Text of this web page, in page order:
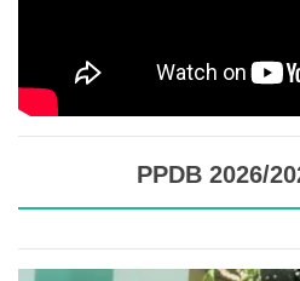
PPDB 2026/